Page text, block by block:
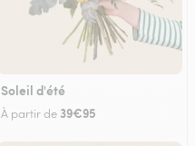
Soleil d'été
À partir de 39€95